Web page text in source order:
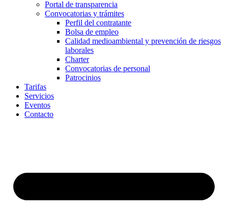
Portal de transparencia
Convocatorias y trámites
Perfil del contratante
Bolsa de empleo
Calidad medioambiental y prevención de riesgos
laborales
Charter
Convocatorias de personal
Patrocinios
Tarifas
Servicios
Eventos
Contacto